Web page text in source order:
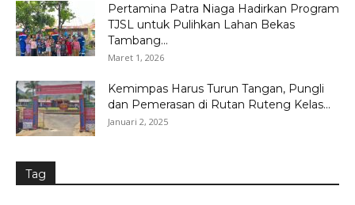
Pertamina Patra Niaga Hadirkan Program
TJSL untuk Pulihkan Lahan Bekas
Tambang...
Maret 1, 2026
Kemimpas Harus Turun Tangan, Pungli
dan Pemerasan di Rutan Ruteng Kelas...
Januari 2, 2025
Tag